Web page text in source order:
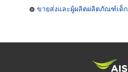
ขายส่งและผู้ผลิตผลิตภัณฑ์เด็ก